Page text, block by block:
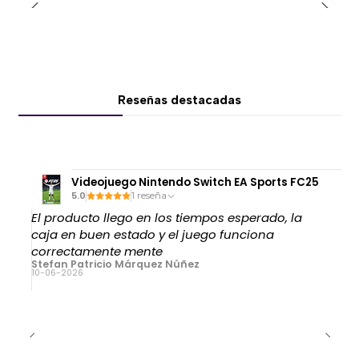
🎙️ Micrófono integrado en la copa
🎙️ Micrófono desmontable tipo boom
🎙️ Comunicación clara para gaming, streaming o
trabajo
🛋️ Comodidad premium para largas sesiones
Reseñas destacadas
Videojuego Nintendo Switch EA Sports FC25
5.0 1 reseña
El producto llego en los tiempos esperado, la
caja en buen estado y el juego funciona
correctamente mente
Stefan Patricio Márquez Núñez
10-06-2026